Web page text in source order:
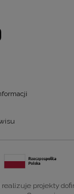
realizuje projekty